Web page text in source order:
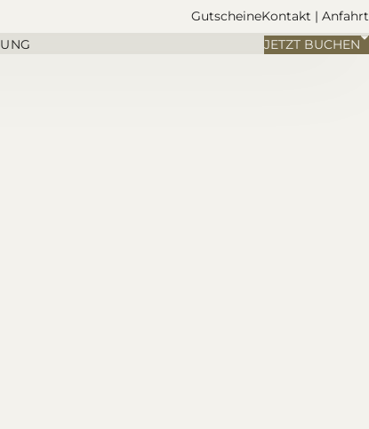
GutscheineKontakt | Anfahrt
JETZT BUCHEN